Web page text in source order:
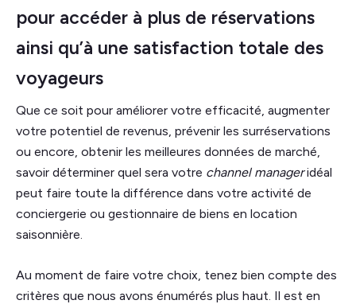
pour accéder à plus de réservations
ainsi qu’à une satisfaction totale des
voyageurs
Que ce soit pour améliorer votre efficacité, augmenter
votre potentiel de revenus, prévenir les surréservations
ou encore, obtenir les meilleures données de marché,
savoir déterminer quel sera votre channel manageridéal
peut faire toute la différence dans votre activité de
conciergerie ou gestionnaire de biens en location
saisonnière.
Au moment de faire votre choix, tenez bien compte des
critères que nous avons énumérés plus haut. Il est en